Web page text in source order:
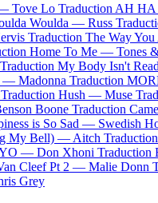
— Tove Lo Traduction AH
Woulda — Russ
Traduction The Way
Home To Me — Tones
Traduction My Body Isn't
— Madonna Traduction
Traduction Hush — Muse
Boone Traduction
is So Sad — Swedish
My Bell) — Aitch
— Don Xhoni
Cleef Pt 2 — Malie Donn
Grey